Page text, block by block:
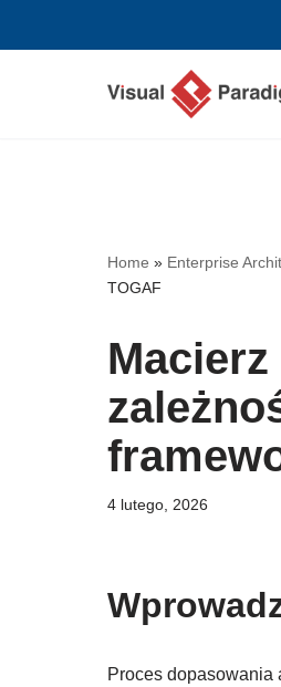
Home » Enterprise
TOGAF
4 lutego, 2026
Proces dopasowania